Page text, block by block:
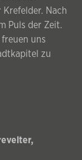
Nach
Puls der Zeit.
uns
zu